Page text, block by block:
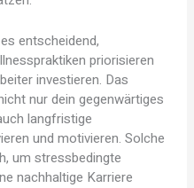
entscheidend,
priorisieren
investieren. Das
nur dein gegenwärtiges
langfristige
und motivieren. Solche
um stressbedingte
nachhaltige Karriere